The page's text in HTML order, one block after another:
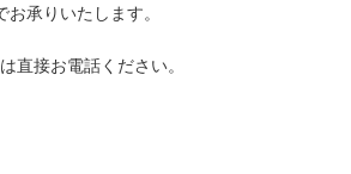
承りいたします。
直接お電話ください。